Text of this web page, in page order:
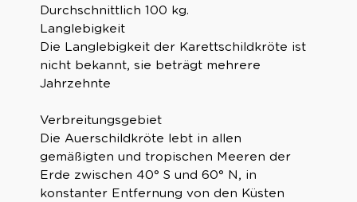
Durchschnittlich 100 kg.
Langlebigkeit
Die Langlebigkeit der Karettschildkröte ist
nicht bekannt, sie beträgt mehrere
Jahrzehnte
Verbreitungsgebiet
Die Auerschildkröte lebt in allen
gemäßigten und tropischen Meeren der
Erde zwischen 40° S und 60° N, in
konstanter Entfernung von den Küsten